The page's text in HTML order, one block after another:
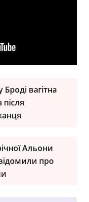
вагітна
Альони
про